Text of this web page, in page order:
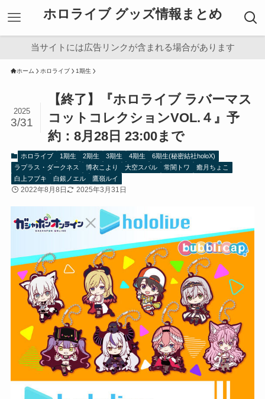
ホロライブ グッズ情報まとめ
当サイトには広告リンクが含まれる場合があります
ホーム ホロライブ 1期生
【終了】『ホロライブ ラバーマス
コットコレクションVOL.４』予
約：8月28日 23:00まで
2025
3/31
ホロライブ 1期生 2期生 3期生 4期生
6期生(秘密結社holoX)
ラプラス・ダークネス
博衣こより 大空スバル 常闇トワ
癒月ちょこ
白上フブキ
白銀ノエル 鷹嶺ルイ
2022年8月8日 2025年3月31日